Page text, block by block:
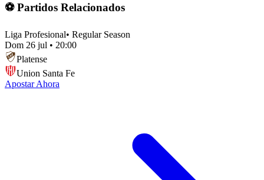
⚽ Partidos Relacionados
Liga Profesional• Regular Season
Dom 26 jul • 20:00
Platense
Union Santa Fe
Apostar Ahora